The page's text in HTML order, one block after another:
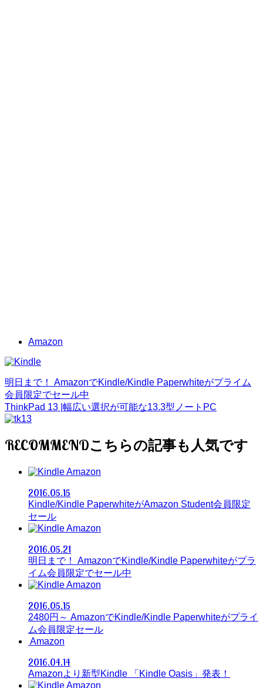
Amazon
明日まで！ AmazonでKindle/Kindle Paperwhiteがプライム
会員限定でセール中
ThinkPad 13 |幅広い選択が可能な13.3型ノートPC
RECOMMEND
Amazon
2016.05.15
Kindle/Kindle PaperwhiteがAmazon Student会員限定
セール
Amazon
2016.05.21
明日まで！ AmazonでKindle/Kindle Paperwhiteがプラ
イム会員限定でセール中
Amazon
2016.05.15
2480円～ AmazonでKindle/Kindle Paperwhiteがプライ
ム会員限定セール
Amazon
2016.04.14
Amazonより新型Kindle 「Kindle Oasis」発表！
Amazon